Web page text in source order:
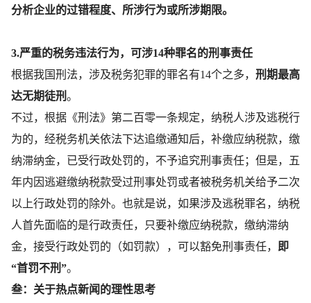
分析企业的过错程度、所涉行为或所涉期限。
3.严重的税务违法行为，可涉14种罪名的刑事责任
根据我国刑法，涉及税务犯罪的罪名有14个之多， 刑期最高
达无期徒刑 。
不过，根据《刑法》第二百零一条规定，纳税人涉及逃税行
为的，经税务机关依法下达追缴通知后，补缴应纳税款，缴
纳滞纳金，已受行政处罚的，不予追究刑事责任；但是，五
年内因逃避缴纳税款受过刑事处罚或者被税务机关给予二次
以上行政处罚的除外。也就是说，如果涉及逃税罪名，纳税
人首先面临的是行政责任，只要补缴应纳税款，缴纳滞纳
金，接受行政处罚的（如罚款），可以豁免刑事责任，
即
“首罚不刑”。
叁： 关于热点新闻的理性思考